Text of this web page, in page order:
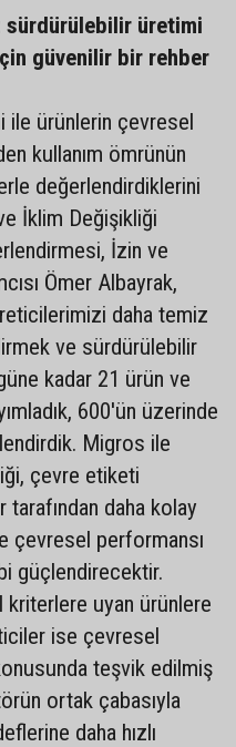
sürdürülebilir üretimi
güvenilir bir rehber
ile ürünlerin çevresel
kullanım ömrünün
değerlendirdiklerini
İklim Değişikliği
İzin ve
Ömer Albayrak,
daha temiz
ve sürdürülebilir
kadar 21 ürün ve
600'ün üzerinde
Migros ile
çevre etiketi
daha kolay
çevresel performansı
güçlendirecektir.
uyan ürünlere
ise çevresel
teşvik edilmiş
ortak çabasıyla
daha hızlı